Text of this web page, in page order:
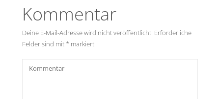
Kommentar
Deine E-Mail-Adresse wird nicht veröffentlicht. Erforderliche
Felder sind mit * markiert